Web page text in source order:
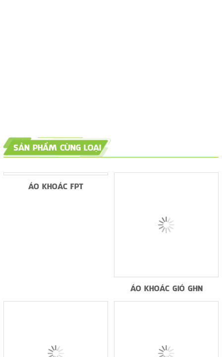
SẢN PHẨM CÙNG LOẠI
ÁO KHOÁC FPT
ÁO KHOÁC GIÓ GHN